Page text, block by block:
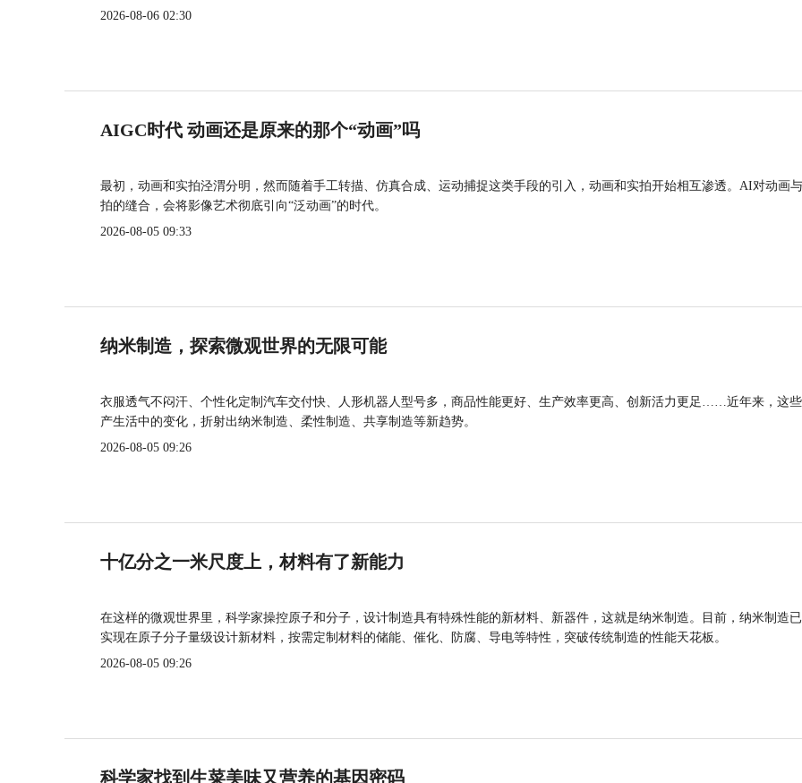
2026-08-06 02:30
AIGC时代 动画还是原来的那个“动画”吗
最初，动画和实拍泾渭分明，然而随着手工转描、仿真合成、运动捕捉这类手段的引入，动画和实拍开始相互渗透。AI对动画
拍的缝合，会将影像艺术彻底引向“泛动画”的时代。
2026-08-05 09:33
纳米制造，探索微观世界的无限可能
衣服透气不闷汗、个性化定制汽车交付快、人形机器人型号多，商品性能更好、生产效率更高、创新活力更足……近年来，这
产生活中的变化，折射出纳米制造、柔性制造、共享制造等新趋势。
2026-08-05 09:26
十亿分之一米尺度上，材料有了新能力
在这样的微观世界里，科学家操控原子和分子，设计制造具有特殊性能的新材料、新器件，这就是纳米制造。目前，纳米制造
实现在原子分子量级设计新材料，按需定制材料的储能、催化、防腐、导电等特性，突破传统制造的性能天花板。
2026-08-05 09:26
科学家找到生菜美味又营养的基因密码